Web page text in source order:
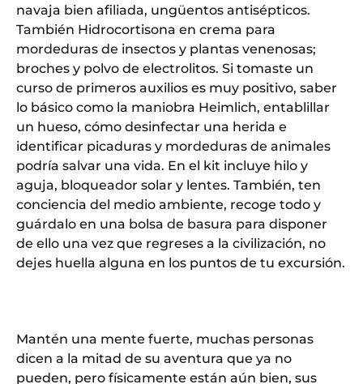
navaja bien afiliada, ungüentos antisépticos.
También Hidrocortisona en crema para
mordeduras de insectos y plantas venenosas;
broches y polvo de electrolitos. Si tomaste un
curso de primeros auxilios es muy positivo, saber
lo básico como la maniobra Heimlich, entablillar
un hueso, cómo desinfectar una herida e
identificar picaduras y mordeduras de animales
podría salvar una vida. En el kit incluye hilo y
aguja, bloqueador solar y lentes. También, ten
conciencia del medio ambiente, recoge todo y
guárdalo en una bolsa de basura para disponer
de ello una vez que regreses a la civilización, no
dejes huella alguna en los puntos de tu excursión.
Mantén una mente fuerte, muchas personas
dicen a la mitad de su aventura que ya no
pueden, pero físicamente están aún bien, sus